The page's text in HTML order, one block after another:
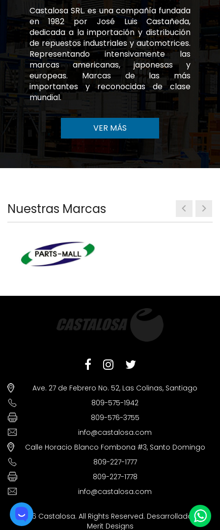
Castalosa SRL. es una compañía fundada
en 1982 por José Luis Castañeda,
dedicada a la importación y distribución
de repuestos industriales y automotrices.
Representando intensivamente las
marcas americanas, japonesas y
europeas. Marcas de las más
importantes y reconocidas de clase
mundial.
VER MÁS
Nuestras Marcas
Ave. 27 de Febrero No. 52, Las Colinas, Santiago
809-575-1942
809-576-3755
info@castalosa.com
Calle Horacio Blanco Fombona #3, Santo Domingo
809-227-1777
809-227-1778
info@castalosa.com
©2026 Castalosa. All Rights Reserved. Desarrollado por
Merit Designs